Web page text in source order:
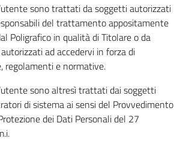
sono trattati da soggetti autorizzati
del trattamento appositamente
Poligrafico in qualità di Titolare o da
ad accedervi in forza di
regolamenti e normative.
sono altresì trattati dai soggetti
di sistema ai sensi del Provvedimento
dei Dati Personali del 27